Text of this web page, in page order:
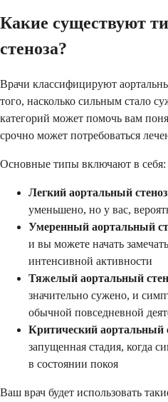
Какие существуют
стеноза?
Врачи классифицируют
того, насколько сильным стало
категорий может помочь вам
срочно может потребоваться
Основные типы включают в себя:
Легкий аортальный
уменьшено, но у вас,
Умеренный аортальный
и вы можете начать
интенсивной активности
Тяжелый аортальный
значительно сужено, и
обычной повседневной
Критический аортальный
запущенная стадия, когда
в состоянии покоя
Ваш врач будет использовать